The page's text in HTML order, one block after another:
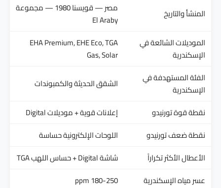
المنشأ والتاريخ
مصر — قويسنا 1980 — مجموعة
El Araby
الموديلات الشائعة في
الإسكندرية
EHA Premium, EHE Eco, TGA
Gas, Solar
الفئة المستهدفة في
الإسكندرية
الشقق الحديثة والكمبوندات
نقطة قوة تورنيدو
إعلانات قوية + موديلات Digital
نقطة ضعف تورنيدو
اللوحات الإلكترونية حساسة
الأعطال الأكثر تكراراً
شاشة Digital + حساس اللهب TGA
عسر مياه الإسكندرية
180-250 ppm